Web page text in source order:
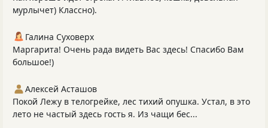
мурлычет) Классно).
Галина Суховерх
Маргарита! Очень рада видеть Вас здесь! Спасибо Вам
большое!)
Алексей Асташов
Покой Лежу в телогрейке, лес тихий опушка. Устал, в это
лето не частый здесь гость я. Из чащи бес...